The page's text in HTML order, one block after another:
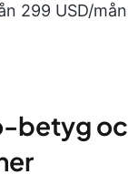
299 USD/
betyg